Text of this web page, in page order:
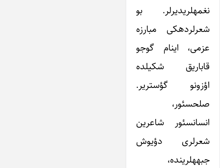
نغمه‎لری‎دیرلر. بو
شعرلرده‎کی مبارزه
عزمی، اینام گوجو
قاباریق شکیلده
اؤزونو گؤستریر.
صلح‎سئور،
انسان‎سئور شاعرین
شعرلری دؤیوش
جبهه‎لرینده،